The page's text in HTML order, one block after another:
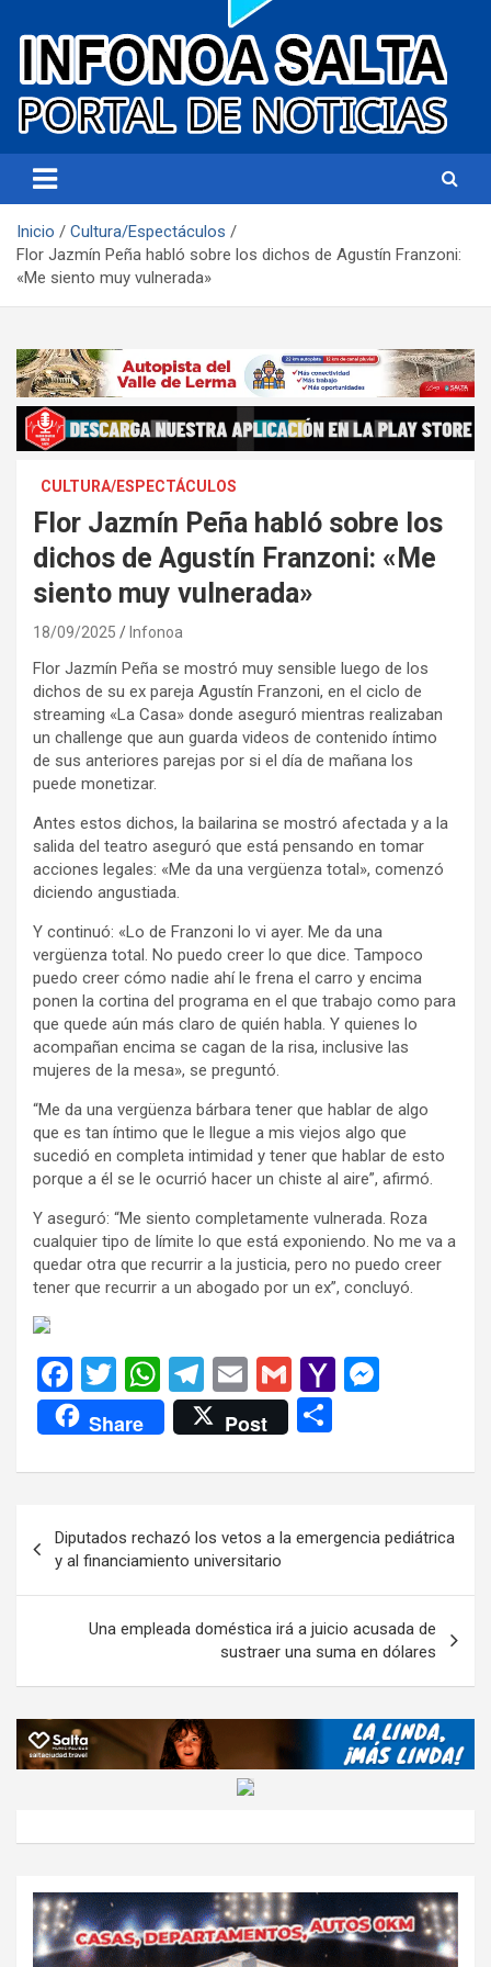
Infonoa Salta
Inicio
Cultura/Espectáculos
Flor Jazmín Peña habló sobre los dichos de Agustín Franzoni:
«Me siento muy vulnerada»
CULTURA/ESPECTÁCULOS
Flor Jazmín Peña habló sobre los
dichos de Agustín Franzoni: «Me
siento muy vulnerada»
18/09/2025 Infonoa
Flor Jazmín Peña se mostró muy sensible luego de los
dichos de su ex pareja Agustín Franzoni, en el ciclo de
streaming «La Casa» donde aseguró mientras realizaban
un challenge que aun guarda videos de contenido íntimo
de sus anteriores parejas por si el día de mañana los
puede monetizar.
Antes estos dichos, la bailarina se mostró afectada y a la
salida del teatro aseguró que está pensando en tomar
acciones legales: «Me da una vergüenza total», comenzó
diciendo angustiada.
Y continuó: «Lo de Franzoni lo vi ayer. Me da una
vergüenza total. No puedo creer lo que dice. Tampoco
puedo creer cómo nadie ahí le frena el carro y encima
ponen la cortina del programa en el que trabajo como para
que quede aún más claro de quién habla. Y quienes lo
acompañan encima se cagan de la risa, inclusive las
mujeres de la mesa», se preguntó.
“Me da una vergüenza bárbara tener que hablar de algo
que es tan íntimo que le llegue a mis viejos algo que
sucedió en completa intimidad y tener que hablar de esto
porque a él se le ocurrió hacer un chiste al aire”, afirmó.
Y aseguró: “Me siento completamente vulnerada. Roza
cualquier tipo de límite lo que está exponiendo. No me va a
quedar otra que recurrir a la justicia, pero no puedo creer
tener que recurrir a un abogado por un ex”, concluyó.
F
a
ce
b
o
k
T
wi
tt
er
W
h
at
s
p
p
T
el
e
gr
m
E
m
ail
G
m
ail
Y
o
M
ail
n
er
Share Post
m
ar
tir
de
entradas
Diputados rechazó los vetos a la emergencia pediátrica
y al financiamiento universitario
Una empleada doméstica irá a juicio acusada de
sustraer una suma en dólares